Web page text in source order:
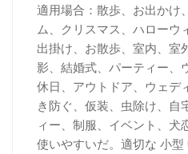
適用場合：散歩、お出かけ
ム、クリスマス、ハローウ
出掛け、お散歩、室内、室
影、結婚式、パーティー、
休日、アウトドア、ウェデ
き防ぐ、仮装、虫除け、自
ィー、制服、イベント、犬
使いやすいだ。適切な 小